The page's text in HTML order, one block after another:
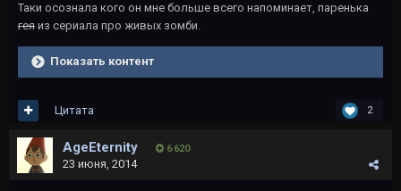
Таки осознала кого он мне больше всего напоминает, паренька
гея из сериала про живых зомби.
Показать контент
2
Цитата
AgeEternity 6 620
23 июня, 2014